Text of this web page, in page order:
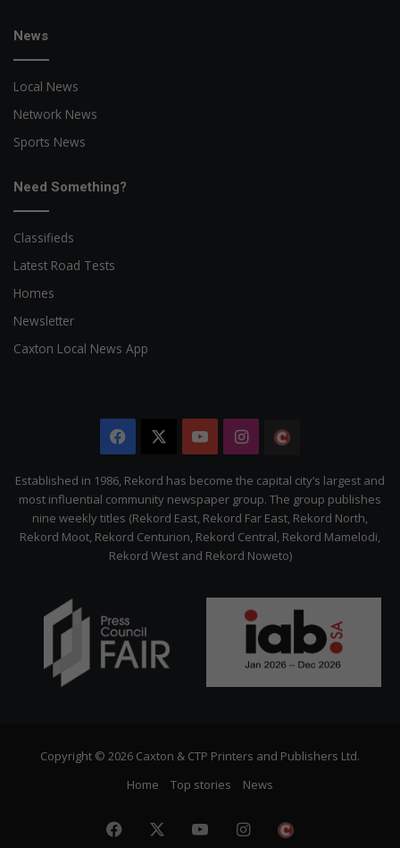
News
Local News
Network News
Sports News
Need Something?
Classifieds
Latest Road Tests
Homes
Newsletter
Caxton Local News App
Facebook YouTubeInstagram
Citizen
Established in 1986, Rekord has become the capital city’s largest and
most influential community newspaper group. The group publishes
nine weekly titles (Rekord East, Rekord Far East, Rekord North,
Rekord Moot, Rekord Centurion, Rekord Central, Rekord Mamelodi,
Rekord West and Rekord Noweto)
Copyright © 2026 Caxton & CTP Printers and Publishers Ltd.
Home
Top stories News
Facebook YouTubeInstagram